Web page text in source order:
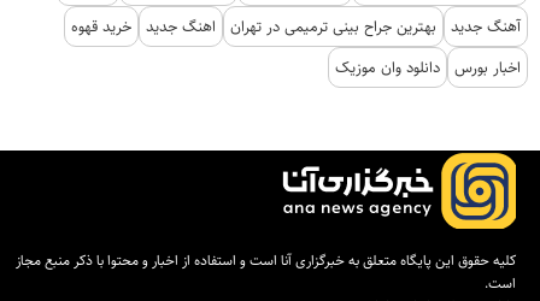
آهنگ جدید
بهترین جراح بینی ترمیمی در تهران اهنگ جدید خرید قهوه
اخبار بورس دانلود وان موزیک
کلیه حقوق این پایگاه متعلق به خبرگزاری آنا است و استفاده از اخبار و محتوا با ذکر منبع مجاز
است.